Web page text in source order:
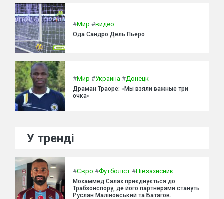
#Мир #видео
Ода Сандро Дель Пьеро
#Мир #Украина #Донецк
Драман Траоре: «Мы взяли важные три
очка»
У тренді
#Євро #Футболіст #Півзахисник
Мохаммед Салах приєднується до
Трабзонспору, де його партнерами стануть
Руслан Маліновський та Батагов.